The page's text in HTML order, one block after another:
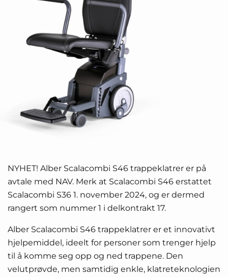
NYHET! Alber Scalacombi S46 trappeklatrer er på
avtale med NAV. Merk at Scalacombi S46 erstattet
Scalacombi S36 1. november 2024, og er dermed
rangert som nummer 1 i delkontrakt 17.
Alber Scalacombi S46 trappeklatrer er et innovativt
hjelpemiddel, ideelt for personer som trenger hjelp
til å komme seg opp og ned trappene. Den
velutprøvde, men samtidig enkle, klatreteknologien